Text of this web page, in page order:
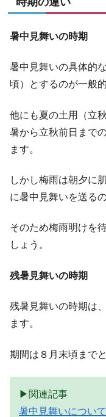
暑中見舞いの時期
暑中見舞いの具体的
頃）とするのが一般的
他にも夏の土用（立
暑から立秋前日まで
ます。
しかし梅雨は朝夕に
に暑中見舞いを送る
そのため梅雨明けを
しょう。
残暑見舞いの時期
残暑見舞いの時期は
ます。
期間は８月末頃まで
▶関連記事
暑中見舞いについ